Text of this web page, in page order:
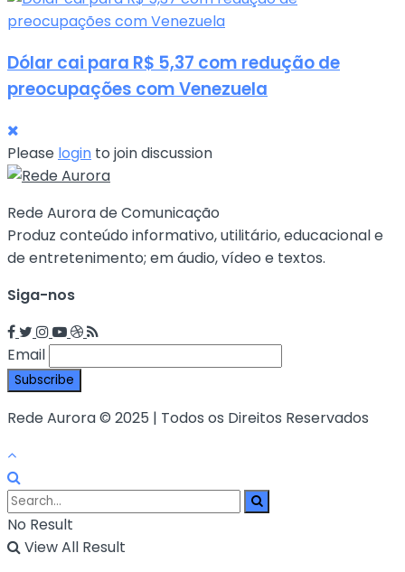
Dólar cai para R$ 5,37 com redução de
preocupações com Venezuela
Please login to join discussion
Rede Aurora de Comunicação
Produz conteúdo informativo, utilitário, educacional e
de entretenimento; em áudio, vídeo e textos.
Siga-nos
Email
Rede Aurora © 2025 | Todos os Direitos Reservados
No Result
View All Result